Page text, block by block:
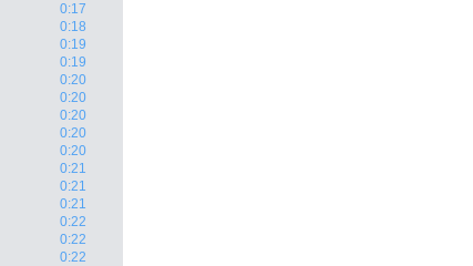
0:17
0:18
0:19
0:19
0:20
0:20
0:20
0:20
0:20
0:21
0:21
0:21
0:22
0:22
0:22